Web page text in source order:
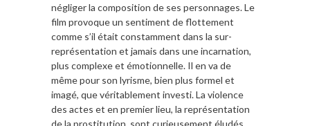
négliger la composition de ses personnages. Le
film provoque un sentiment de flottement
comme s’il était constamment dans la sur-
représentation et jamais dans une incarnation,
plus complexe et émotionnelle. Il en va de
même pour son lyrisme, bien plus formel et
imagé, que véritablement investi. La violence
des actes et en premier lieu, la représentation
de la prostitution, sont curieusement éludés